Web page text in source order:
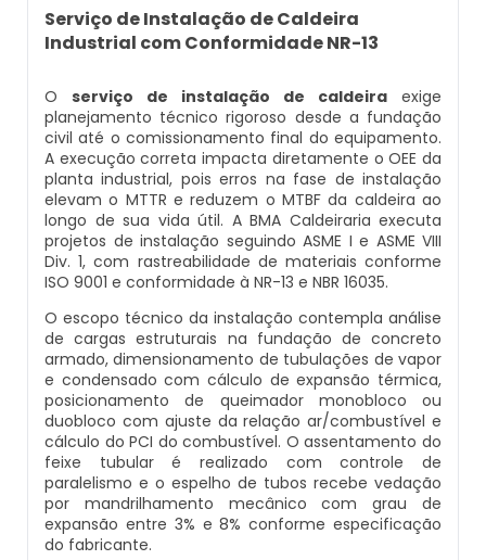
Caldeira Flamotubular Venda
Caldeira Fogotubular
Caldeira Fogotubular Horizontal
Caldeira Fogotubular Vertical
Caldeira Horizontal
Caldeira Industrial
Caldeira Industrial A Gás
Caldeira Industrial A Lenha
Caldeira Industrial Preço
Empresas Que Inspecionam Caldeiras
Inspeção De Caldeiras
Inspeção De Caldeiras A Vapor
Inspeção De Caldeiras E Vasos De Pressão
Inspeção De Caldeiras Flamotubulares
Inspeção De Caldeiras Preço
Inspeção De Caldeiras Profissional
Habilitado
Inspeção De Integridade De Caldeiras
Empresa De Montagem De Caldeiras Gás
Empresa Que Fazem Montagem De
Caldeiras
Empresas De Caldeiraria
Empresas De Caldeiraria E Montagem
Industrial
Empresas De Montagem De Caldeiras
Manutenção De Caldeiras
Manutenção De Caldeiras A Gásoleo
Manutenção De Caldeiras A Lenha
Caldeira A Vapor Industrial A Venda
Caldeira A Vapor Para Sauna
Caldeira A Vapor Pequena
Caldeira A Vapor Preço
Caldeira A Vapor Vertical
Caldeira De Vapor
Caldeira De Vapor A Gás
Caldeira De Vapor A Venda
Caldeira De Vapor Eletrica
Caldeira A Gás Natural Preço
Caldeira A Gás Roca
Caldeira A Gás Usada
Caldeira A Gás Vulcano
Caldeira De Aquecimento A Gás
Caldeira De Aquecimento Central A Gás
Caldeira Mural A Gás
Caldeira Mural A Gás Preço
Caldeira Mural A Gás Roca
Serviço de Instalação de Caldeira
Industrial com Conformidade NR-13
O serviço de instalação de caldeira exige
planejamento técnico rigoroso desde a fundação
civil até o comissionamento final do equipamento.
A execução correta impacta diretamente o OEE da
planta industrial, pois erros na fase de instalação
elevam o MTTR e reduzem o MTBF da caldeira ao
longo de sua vida útil. A BMA Caldeiraria executa
projetos de instalação seguindo ASME I e ASME VIII
Div. 1, com rastreabilidade de materiais conforme
ISO 9001 e conformidade à NR-13 e NBR 16035.
O escopo técnico da instalação contempla análise
de cargas estruturais na fundação de concreto
armado, dimensionamento de tubulações de vapor
e condensado com cálculo de expansão térmica,
posicionamento de queimador monobloco ou
duobloco com ajuste da relação ar/combustível e
cálculo do PCI do combustível. O assentamento do
feixe tubular é realizado com controle de
paralelismo e o espelho de tubos recebe vedação
por mandrilhamento mecânico com grau de
expansão entre 3% e 8% conforme especificação
do fabricante.